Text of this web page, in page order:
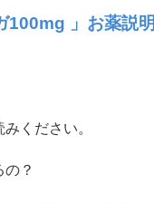
100mg 」お薬説明
ください。
？